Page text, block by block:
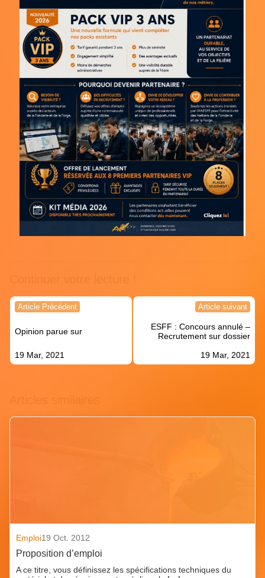
Navigation
l’article
Article Précédent
Opinion parue sur
19 Mar, 2021
Article suivant
ESFF : Concours annulé –
Recrutement sur dossier
19 Mar, 2021
Emploi19 Oct. 2012
Proposition d’emploi
A ce titre, vous définissez les spécifications techniques du